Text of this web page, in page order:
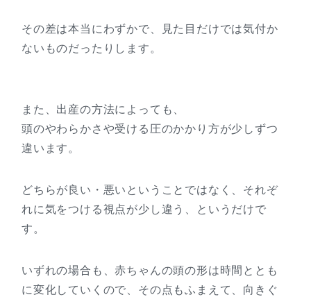
その差は本当にわずかで、見た目だけでは気付か
ないものだったりします。
また、出産の方法によっても、
頭のやわらかさや受ける圧のかかり方が少しずつ
違います。
どちらが良い・悪いということではなく、それぞ
れに気をつける視点が少し違う、というだけで
す。
いずれの場合も、赤ちゃんの頭の形は時間ととも
に変化していくので、その点もふまえて、向きぐ